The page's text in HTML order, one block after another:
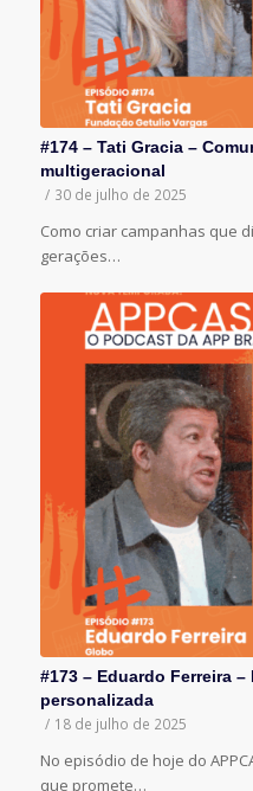
#174 – Tati Gracia –
multigeracional
/ 30 de julho de 2025
Como criar campanhas que
gerações…
#173 – Eduardo Ferreira
personalizada
/ 18 de julho de 2025
No episódio de hoje do
que promete…